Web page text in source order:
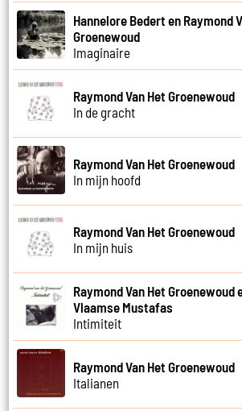
Hannelore Bedert en Raymond
Groenewoud
Imaginaire
Raymond Van Het Groenewoud
In de gracht
Raymond Van Het Groenewoud
In mijn hoofd
Raymond Van Het Groenewoud
In mijn huis
Raymond Van Het Groenewoud
Vlaamse Mustafas
Intimiteit
Raymond Van Het Groenewoud
Italianen